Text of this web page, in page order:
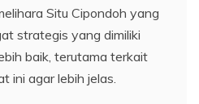
Situ Cipondoh yang
strategis yang dimiliki
baik, terutama terkait
ini agar lebih jelas.